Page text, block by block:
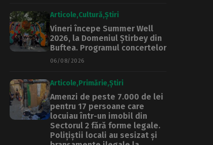
Articole Cultură Știri
Vineri începe Summer Well
2026, la Domeniul Știrbey din
Buftea. Programul concertelor
06/08/2026
Articole Primărie Știri
Amenzi de peste 7.000 de lei
pentru 17 persoane care
locuiau într-un imobil din
Sectorul 2 fără forme legale.
Polițiștii locali au sesizat și